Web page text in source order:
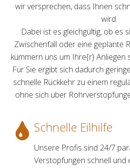
wir versprechen, dass Ihnen
wird.
Dabei ist es gleichgültig, ob es
Zwischenfall oder eine geplante
kümmern uns um Ihre{r} Anliegen
Für Sie ergibt sich dadurch
schnelle Rückkehr zu einem
ohne sich über
Schnelle Eilhilfe
Unsere Profis sind 24/7
Verstopfungen schnell und